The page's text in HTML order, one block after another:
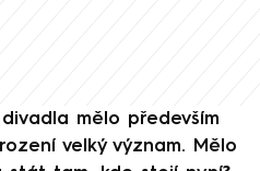
mělo především
velký význam. Mělo